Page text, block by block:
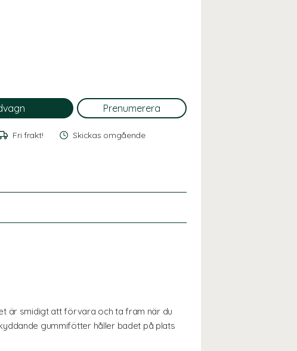
Fri frakt! Skickas omgående
är smidigt att förvara och ta fram när du
gummifötter håller badet på plats